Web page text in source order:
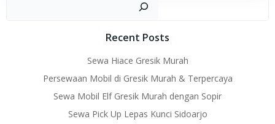
Recent Posts
Sewa Hiace Gresik Murah
Persewaan Mobil di Gresik Murah & Terpercaya
Sewa Mobil Elf Gresik Murah dengan Sopir
Sewa Pick Up Lepas Kunci Sidoarjo